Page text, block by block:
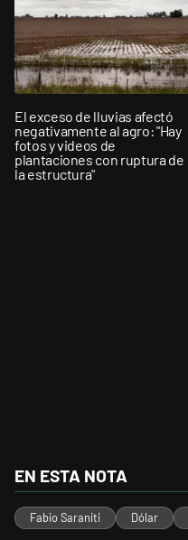
El exceso de lluvias afectó
negativamente al agro: "Hay
fotos y videos de
plantaciones con ruptura de
la estructura"
EN ESTA NOTA
Fabio Saraniti Dólar